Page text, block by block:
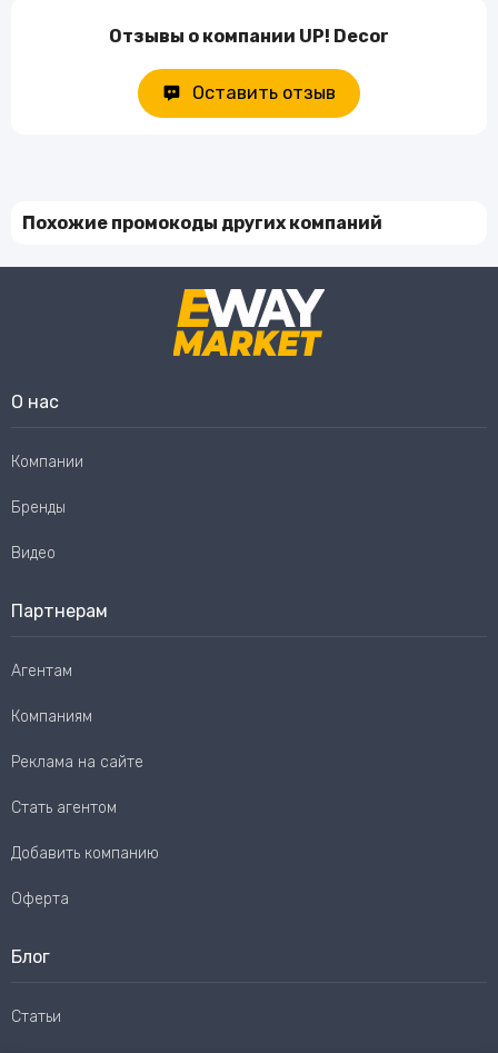
Отзывы о компании UP! Decor
Оставить отзыв
Похожие промокоды других компаний
О нас
Компании
Бренды
Видео
Партнерам
Агентам
Компаниям
Реклама на сайте
Стать агентом
Добавить компанию
Оферта
Блог
Статьи